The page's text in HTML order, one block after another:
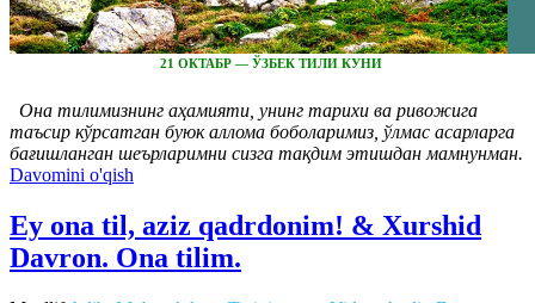
21 ОКТАБР — ЎЗБЕК ТИЛИ КУНИ
Она тилимизнинг аҳамияти, унинг тарихи ва ривожига
таъсир кўрсатган буюк аллома боболаримиз, ўлмас асарларга
бағишланган шеърларимни сизга тақдим этишдан мамнунман.
Davomini o'qish
Ey ona til, aziz qadrdonim! & Xurshid
Davron. Ona tilim.